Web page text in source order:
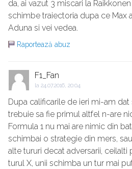
da, ai vazut 3 miscari la
schimbe traiectoria dupa ce Max
Aduna si vei vedea.
Raportează abuz
F1_Fan
la 24.07.2016, 20:04
Dupa calificarile de ieri mi-am
trebuie sa fie primul altfel n-are
Formula 1 nu mai are nimic din
schimbai o strategie din mers,
alte tururi decat adversarii, ceilalti
turul X, unii schimba un tur mai